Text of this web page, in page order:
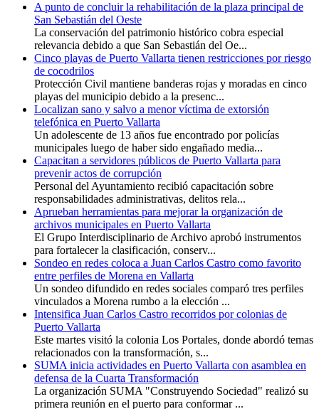
A punto de concluir la rehabilitación de la plaza principal de
San Sebastián del Oeste
La conservación del patrimonio histórico cobra especial
relevancia debido a que San Sebastián del Oe...
Cinco playas de Puerto Vallarta tienen restricciones por riesgo
de cocodrilos
Protección Civil mantiene banderas rojas y moradas en cinco
playas del municipio debido a la presenc...
Localizan sano y salvo a menor víctima de extorsión
telefónica en Puerto Vallarta
Un adolescente de 13 años fue encontrado por policías
municipales luego de haber sido engañado media...
Capacitan a servidores públicos de Puerto Vallarta para
prevenir actos de corrupción
Personal del Ayuntamiento recibió capacitación sobre
responsabilidades administrativas, delitos rela...
Aprueban herramientas para mejorar la organización de
archivos municipales en Puerto Vallarta
El Grupo Interdisciplinario de Archivo aprobó instrumentos
para fortalecer la clasificación, conserv...
Sondeo en redes coloca a Juan Carlos Castro como favorito
entre perfiles de Morena en Vallarta
Un sondeo difundido en redes sociales comparó tres perfiles
vinculados a Morena rumbo a la elección ...
Intensifica Juan Carlos Castro recorridos por colonias de
Puerto Vallarta
Este martes visitó la colonia Los Portales, donde abordó temas
relacionados con la transformación, s...
SUMA inicia actividades en Puerto Vallarta con asamblea en
defensa de la Cuarta Transformación
La organización SUMA "Construyendo Sociedad" realizó su
primera reunión en el puerto para conformar ...